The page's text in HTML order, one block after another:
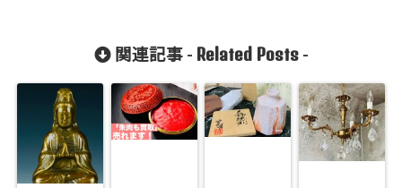
関連記事 - Related Posts-